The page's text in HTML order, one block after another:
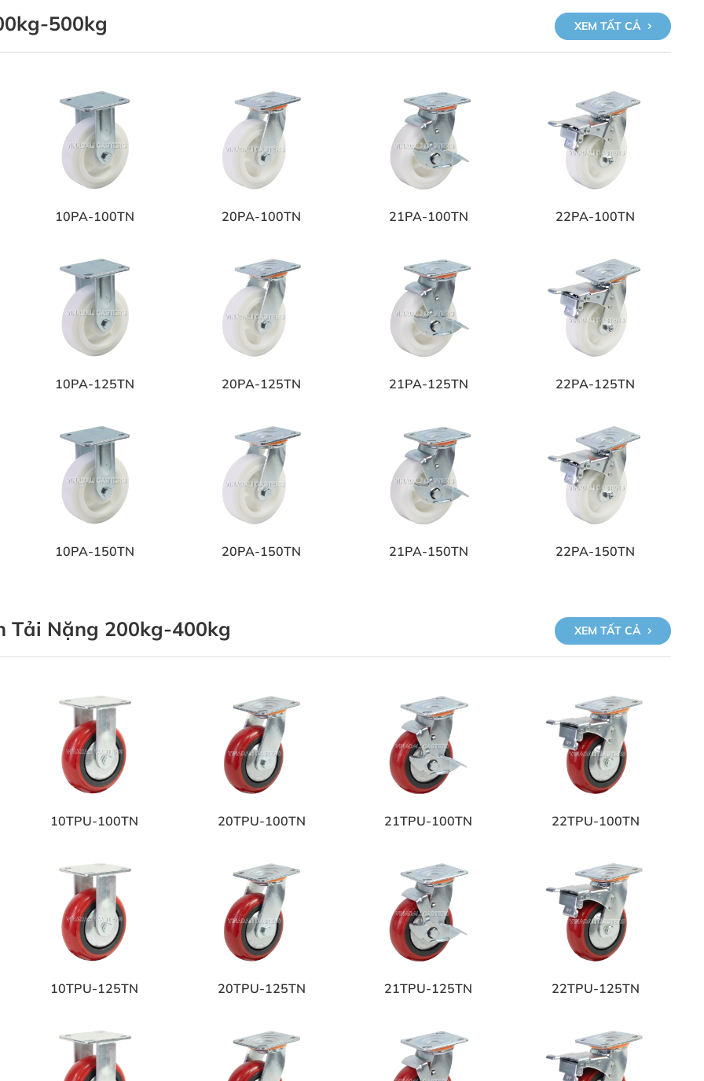
500kg XEM TẤT CẢ
10PA-100TN 20PA-100TN 21PA-100TN 22PA-100TN
10PA-125TN 20PA-125TN 21PA-125TN 22PA-125TN
10PA-150TN 20PA-150TN 21PA-150TN 22PA-150TN
Tải Nặng 200kg-400kg XEM TẤT CẢ
10TPU-100TN 20TPU-100TN 21TPU-100TN 22TPU-100TN
10TPU-125TN 20TPU-125TN 21TPU-125TN 22TPU-125TN